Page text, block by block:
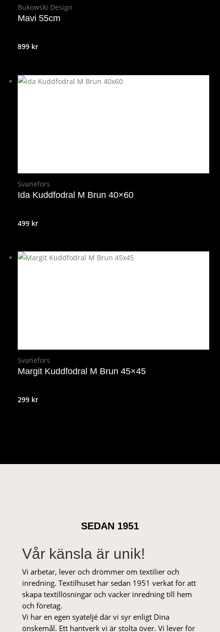
Bukowski Design
Mavi 55cm
899 kr
Svanefors
Ida Kuddfodral M Brun 40×60
499 kr
Svanefors
Margit Kuddfodral M Brun 45×45
299 kr
SEDAN 1951
Vår känsla är unik!
Vi arbetar, lever och drömmer om textilier och
inredning. Textilhuset har sedan 1951 verkat för att
skapa textillösningar och vacker inredning till hem
och företag.
Vi har en egen syateljé där vi syr enligt Dina
önskemål. Ett hantverk vi är stolta över. Vi lever för